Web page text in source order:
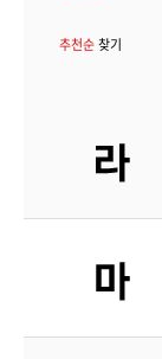
추천순 찾기